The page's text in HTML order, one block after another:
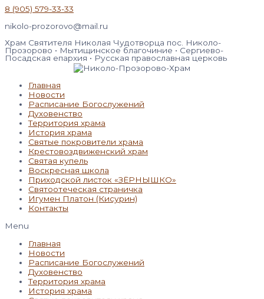
8 (905) 579-33-33
nikolo-prozorovo@mail.ru
Храм Святителя Николая Чудотворца пос. Николо-
Прозорово • Мытищинское благочиние • Сергиево-
Посадская епархия • Русская православная церковь
Главная
Новости
Расписание Богослужений
Духовенство
Территория храма
История храма
Святые покровители храма
Крестовоздвиженский храм
Святая купель
Воскресная школа
Приходской листок «ЗЁРНЫШКО»
Святоотеческая страничка
Игумен Платон (Кисурин)
Контакты
Menu
Главная
Новости
Расписание Богослужений
Духовенство
Территория храма
История храма